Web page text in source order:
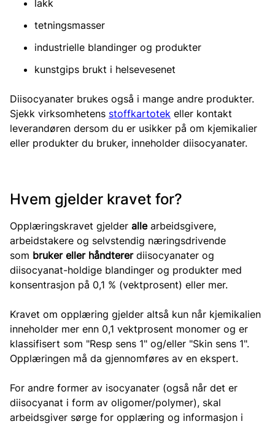
lakk
tetningsmasser
industrielle blandinger og produkter
kunstgips brukt i helsevesenet
Diisocyanater brukes også i mange andre produkter.
Sjekk virksomhetens stoffkartotek eller kontakt
leverandøren dersom du er usikker på om kjemikalier
eller produkter du bruker, inneholder diisocyanater.
Hvem gjelder kravet for?
Opplæringskravet gjelder allearbeidsgivere,
arbeidstakere og selvstendig næringsdrivende
som bruker eller håndtererdiisocyanater og
diisocyanat-holdige blandinger og produkter med
konsentrasjon på 0,1 % (vektprosent) eller mer.
Kravet om opplæring gjelder altså kun når kjemikalien
inneholder mer enn 0,1 vektprosent monomer og er
klassifisert som "Resp sens 1" og/eller "Skin sens 1".
Opplæringen må da gjennomføres av en ekspert.
For andre former av isocyanater (også når det er
diisocyanat i form av oligomer/polymer), skal
arbeidsgiver sørge for opplæring og informasjon i